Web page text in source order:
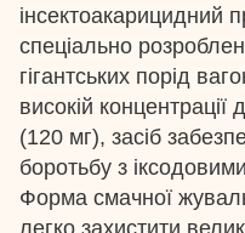
інсектоакарицидний
спеціально
гігантських порід
високій
(120 мг), засіб
боротьбу з
Форма смачної
легко захистити